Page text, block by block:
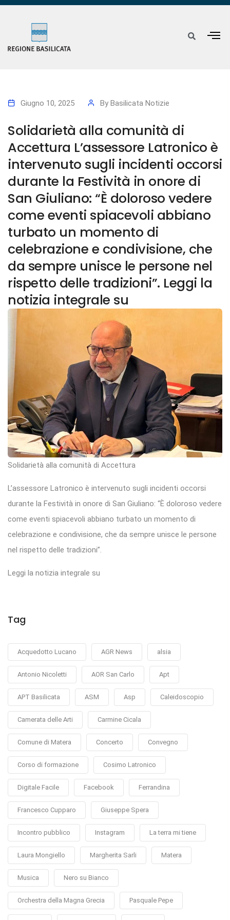
Giugno 10, 2025 By Basilicata Notizie
Solidarietà alla comunità di
Accettura L’assessore Latronico è
intervenuto sugli incidenti occorsi
durante la Festività in onore di
San Giuliano: “È doloroso vedere
come eventi spiacevoli abbiano
turbato un momento di
celebrazione e condivisione, che
da sempre unisce le persone nel
rispetto delle tradizioni”. Leggi la
notizia integrale su
Solidarietà alla comunità di Accettura
L’assessore Latronico è intervenuto sugli incidenti occorsi
durante la Festività in onore di San Giuliano: “È doloroso vedere
come eventi spiacevoli abbiano turbato un momento di
celebrazione e condivisione, che da sempre unisce le persone
nel rispetto delle tradizioni”.
Leggi la notizia integrale su
Tag
Acquedotto Lucano AGR News alsia
Antonio Nicoletti AOR San Carlo Apt
APT Basilicata ASM Asp Caleidoscopio
Camerata delle Arti Carmine Cicala
Comune di Matera Concerto Convegno
Corso di formazione Cosimo Latronico
Digitale Facile Facebook Ferrandina
Francesco Cupparo Giuseppe Spera
Incontro pubblico Instagram La terra mi tiene
Laura Mongiello Margherita Sarli Matera
Musica Nero su Bianco
Orchestra della Magna Grecia Pasquale Pepe